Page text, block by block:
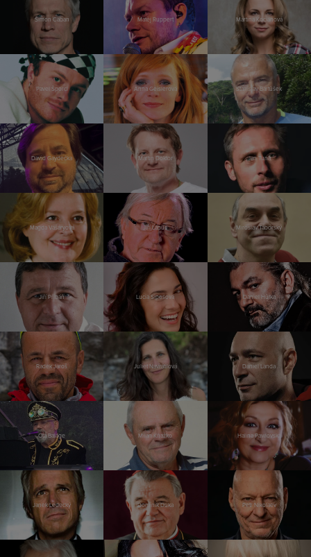
Šimon Caban Matěj Ruppert Martina Kociánová
Pavel Šporcl Anna Geislerová Stanislav Bartůšek
David Gaydečka Martin Doktor Jan Tuna
Magda Vášáryová Jiří Lábus Miroslav Táborský
Jiří Přibáň Lucia Siposová Daniel Hůlka
Radek Jaroš Juliet Navrátilová Daniel Landa
Ota Balage Milan Kňažko Halina Pawlovská
Janek Ledecký Dominik Duka Petr Nikolaev